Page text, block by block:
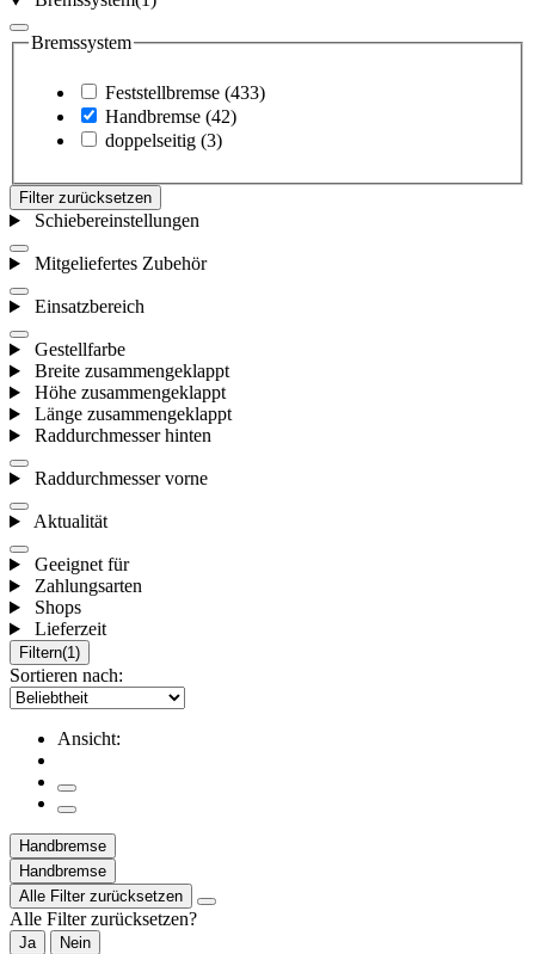
Bremssystem
Feststellbremse (433)
Handbremse (42)
doppelseitig (3)
Filter zurücksetzen
Schiebereinstellungen
Mitgeliefertes Zubehör
Einsatzbereich
Gestellfarbe
Breite zusammengeklappt
Höhe zusammengeklappt
Länge zusammengeklappt
Raddurchmesser hinten
Raddurchmesser vorne
Aktualität
Geeignet für
Zahlungsarten
Shops
Lieferzeit
Filtern(1)
Sortieren nach:
Ansicht:
Handbremse
Handbremse
Alle Filter zurücksetzen
Alle Filter zurücksetzen?
Ja Nein